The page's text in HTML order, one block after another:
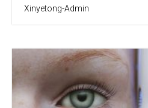
Xinyetong-Admin